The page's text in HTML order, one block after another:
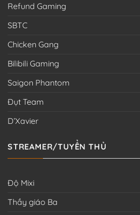
Refund Gaming
SBTC
Chicken Gang
Bilibili Gaming
Saigon Phantom
Đụt Team
D’Xavier
STREAMER/TUYỂN THỦ
Độ Mixi
Thầy giáo Ba